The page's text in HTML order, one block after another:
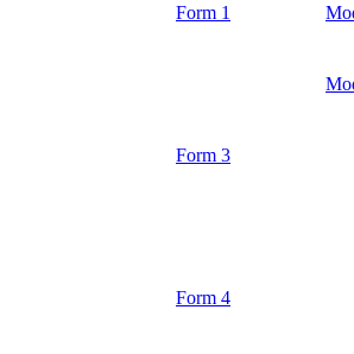
Form 1
Form 3
Form 4